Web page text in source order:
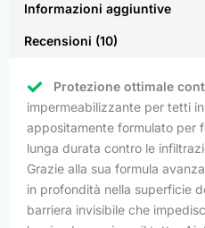
Informazioni aggiuntive
Recensioni (10)
Protezione ottimale
impermeabilizzante per tetti
appositamente formulato per
lunga durata contro le
Grazie alla sua formula
in profondità nella superficie
barriera invisibile che